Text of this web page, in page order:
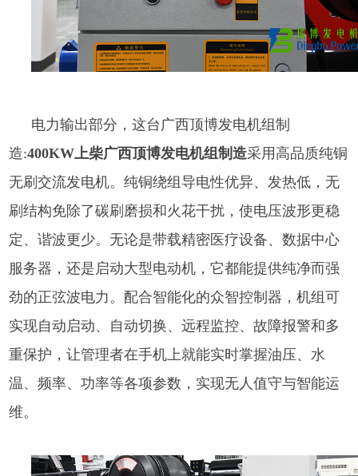
电力输出部分，这台 广西顶博发电机组制
造:400KW上柴广西顶博发电机组制造采用高品质纯铜
无刷交流发电机。纯铜绕组导电性优异、发热低，无
刷结构免除了碳刷磨损和火花干扰，使电压波形更稳
定、谐波更少。无论是带载精密医疗设备、数据中心
服务器，还是启动大型电动机，它都能提供纯净而强
劲的正弦波电力。配合智能化的众智控制器，机组可
实现自动启动、自动切换、远程监控、故障报警和多
重保护，让管理者在手机上就能实时掌握油压、水
温、频率、功率等各项参数，实现无人值守与智能运
维。